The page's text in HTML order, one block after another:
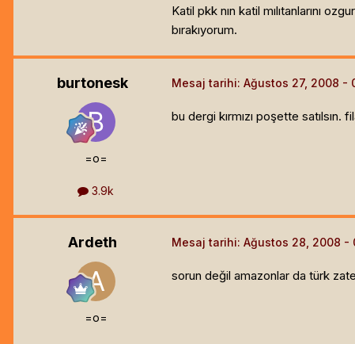
Katil pkk nın katil mılıtanlarını
bırakıyorum.
burtonesk
=o=
3.9k
Mesaj tarihi: Ağustos 27, 2008
bu dergi kırmızı poşette satılsın.
Ardeth
=o=
Mesaj tarihi: Ağustos 28, 2008
sorun değil amazonlar da türk